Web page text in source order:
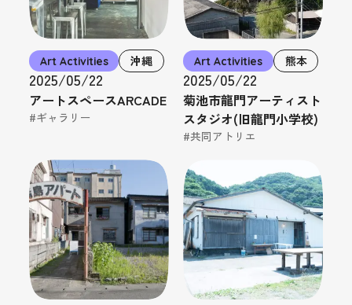
Art Activities 沖縄
2025/05/22
アートスペースARCADE
#ギャラリー
Art Activities 熊本
2025/05/22
菊池市龍門アーティスト
スタジオ(旧龍門小学校)
#共同アトリエ